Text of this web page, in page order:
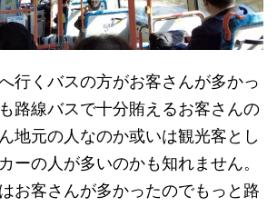
行くバスの方がお客さんが多かっ
路線バスで十分賄えるお客さんの
地元の人なのか或いは観光客とし
ーの人が多いのかも知れません。
お客さんが多かったのでもっと路